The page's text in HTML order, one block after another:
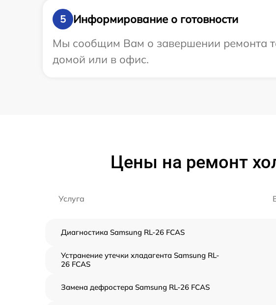
5
Информирование о готовности
Мы сообщим Вам о завершении ремонта
домой или в офис.
Цены на ремонт
Услуга
Диагностика Samsung RL-26 FCAS
Устранение утечки хладагента Samsung RL-
26 FCAS
Замена дефростера Samsung RL-26 FCAS